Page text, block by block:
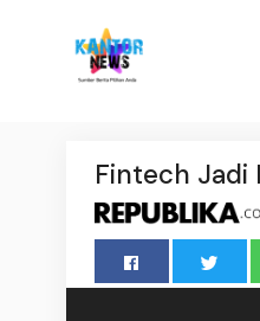
Fintech Jadi